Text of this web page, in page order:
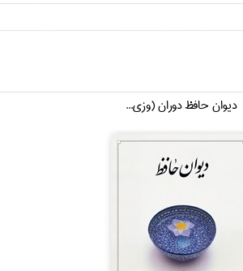
ديوان حافظ دوران (وزي...